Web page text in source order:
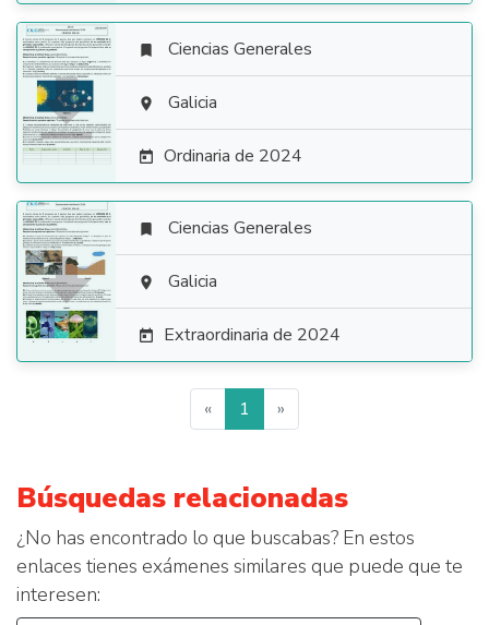

 Ciencias Generales
 Galicia
 Ordinaria de 2024

 Ciencias Generales
 Galicia
 Extraordinaria de 2024
« 1 »
Búsquedas relacionadas
¿No has encontrado lo que buscabas? En estos
enlaces tienes exámenes similares que puede que te
interesen: